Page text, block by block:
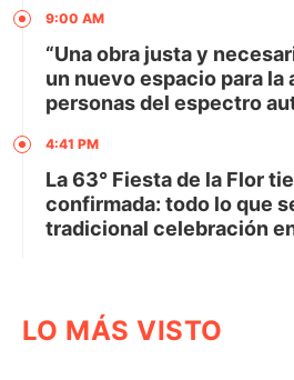
9:00 AM
“Una obra justa y
un nuevo espacio para la
personas del espectro
4:41 PM
La 63° Fiesta de la Flor
confirmada: todo lo que
tradicional celebración
LO MÁS VISTO